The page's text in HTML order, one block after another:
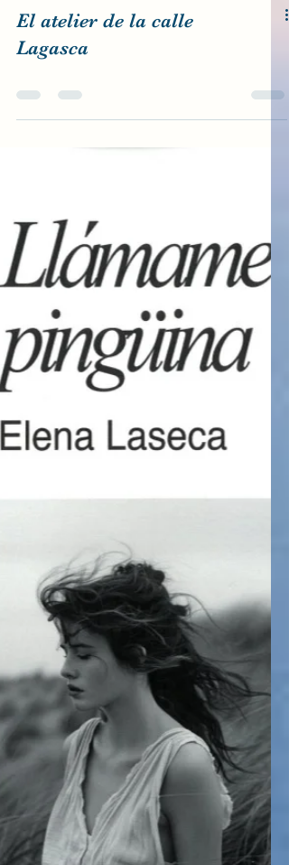
El atelier de la calle
Lagasca